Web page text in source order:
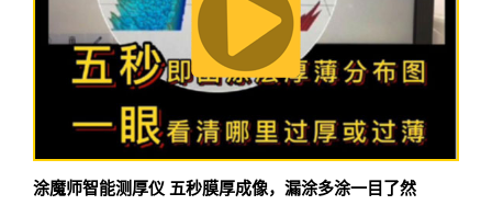
涂魔师智能测厚仪 五秒膜厚成像，漏涂多涂一目了然